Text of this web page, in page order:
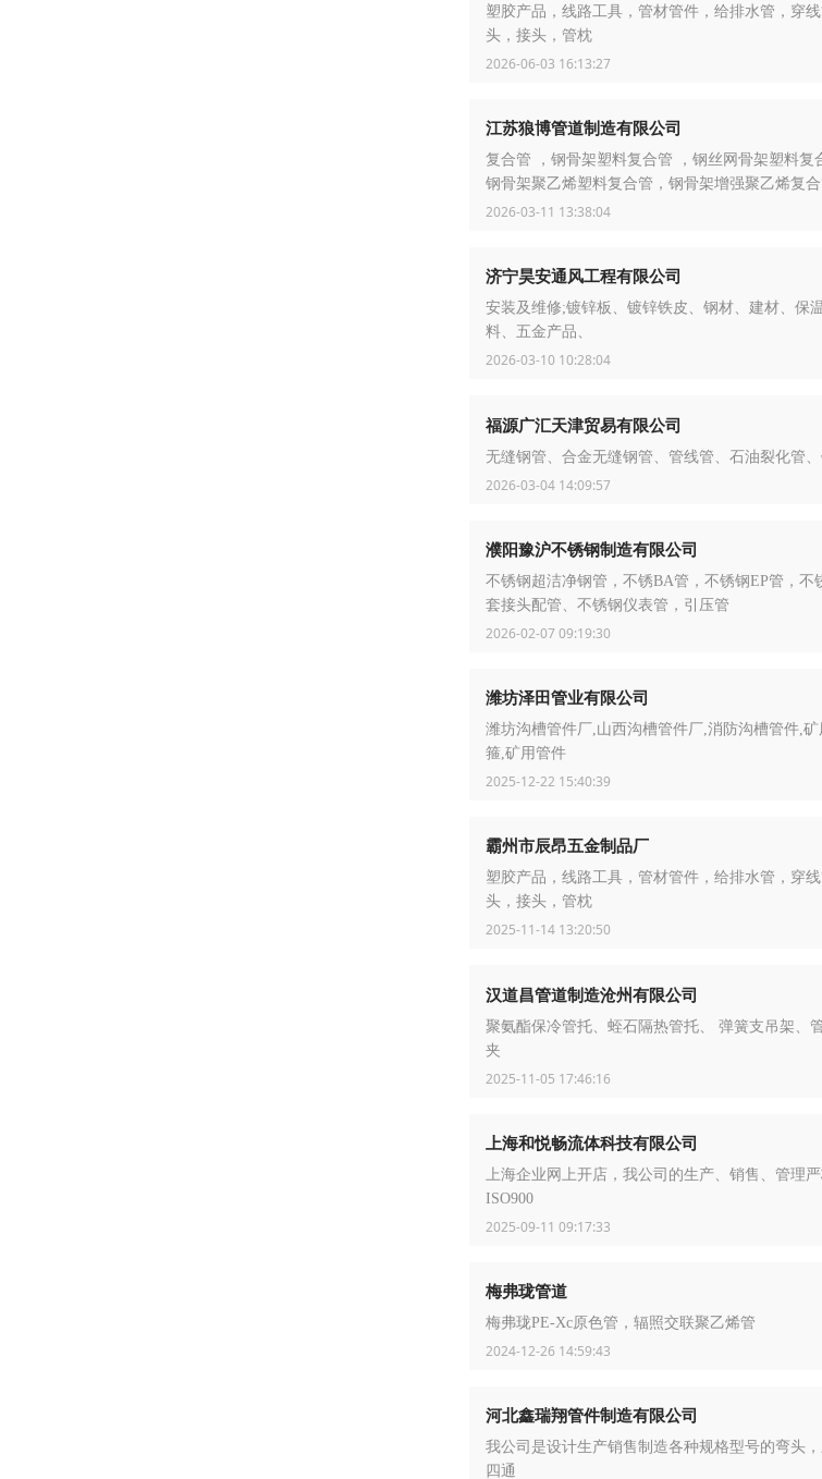
塑胶产品，线路工具，管材管件，给排水管，穿
头，接头，管枕
2026-06-03 16:13:27
江苏狼博管道制造有限公司
复合管 ，钢骨架塑料复合管 ，钢丝网骨架塑料复
钢骨架聚乙烯塑料复合管，钢骨架增强聚乙烯复
2026-03-11 13:38:04
济宁昊安通风工程有限公司
安装及维修;镀锌板、镀锌铁皮、钢材、建材、保
料、五金产品、
2026-03-10 10:28:04
福源广汇天津贸易有限公司
无缝钢管、合金无缝钢管、管线管、石油裂化管
2026-03-04 14:09:57
濮阳豫沪不锈钢制造有限公司
不锈钢超洁净钢管，不锈BA管，不锈钢EP管，不
套接头配管、不锈钢仪表管，引压管
2026-02-07 09:19:30
潍坊泽田管业有限公司
潍坊沟槽管件厂,山西沟槽管件厂,消防沟槽管件,矿
箍,矿用管件
2025-12-22 15:40:39
霸州市辰昂五金制品厂
塑胶产品，线路工具，管材管件，给排水管，穿
头，接头，管枕
2025-11-14 13:20:50
汉道昌管道制造沧州有限公司
聚氨酯保冷管托、蛭石隔热管托、 弹簧支吊架、
夹
2025-11-05 17:46:16
上海和悦畅流体科技有限公司
上海企业网上开店，我公司的生产、销售、管理
ISO900
2025-09-11 09:17:33
梅弗珑管道
梅弗珑PE-Xc原色管，辐照交联聚乙烯管
2024-12-26 14:59:43
河北鑫瑞翔管件制造有限公司
我公司是设计生产销售制造各种规格型号的弯头
四通